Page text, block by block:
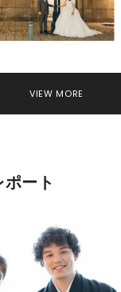
VIEW MORE
ート